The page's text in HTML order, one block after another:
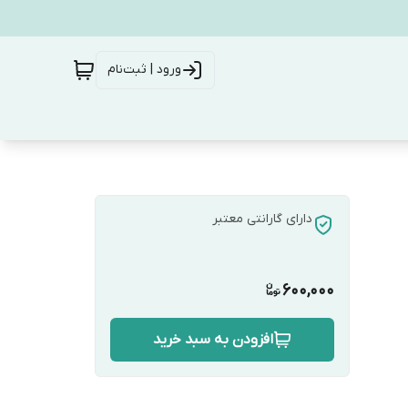
ورود | ثبت‌نام
دارای گارانتی معتبر
600,000
افزودن به سبد خرید